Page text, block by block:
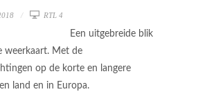
RTL 4
Een uitgebreide blik
weerkaart. Met de
op de korte en langere
land en in Europa.